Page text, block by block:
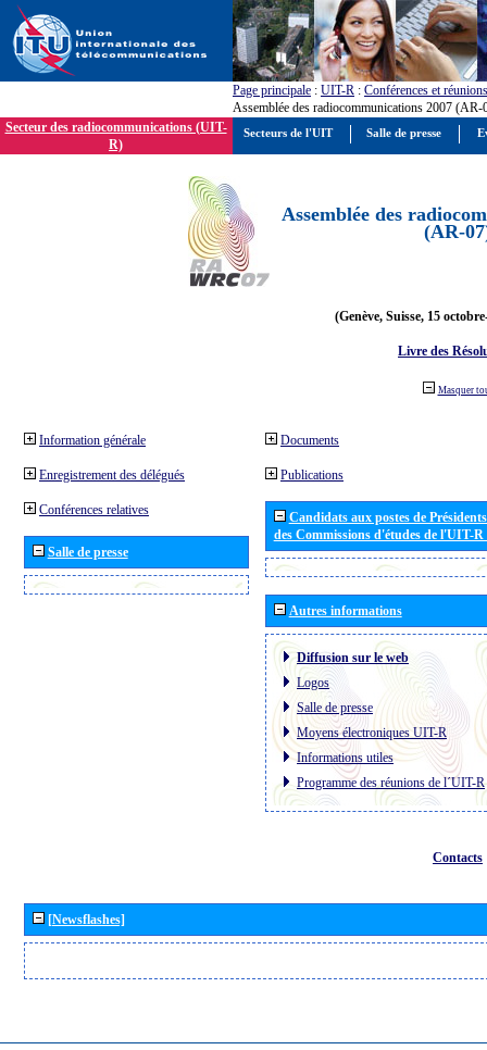
Page principale : UIT-R : Conférences et réunions
Assemblée des radiocommunications 2007 (AR-
Secteur des radiocommunications (UIT-
R)
Assemblée des
(AR-
(Genève, Suisse, 15
Livre des
Masquer
Information générale
Enregistrement des délégués
Conférences relatives
Salle de presse
Documents
Publications
Candidats aux postes de
des Commissions d'études de l'UIT-
Autres informations
Diffusion sur le web
Logos
Salle de presse
Moyens électroniques UIT-R
Informations utiles
Programme des réunions de l´UIT-R
Contacts
[Newsflashes]
Secteurs de l'UIT Salle de presse